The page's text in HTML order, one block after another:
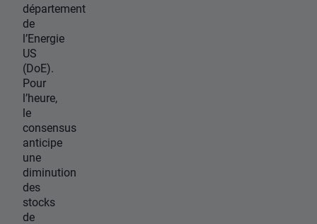
département
de
l’Energie
US
(DoE).
Pour
l’heure,
le
consensus
anticipe
une
diminution
des
stocks
de